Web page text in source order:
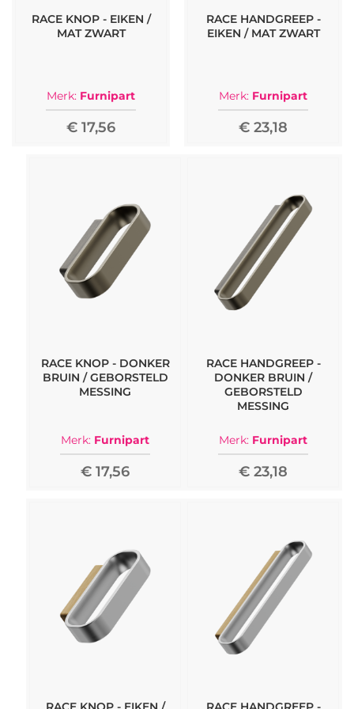
RACE KNOP - EIKEN /
MAT ZWART
Merk: Furnipart
€ 17,56
RACE HANDGREEP -
EIKEN / MAT ZWART
Merk: Furnipart
€ 23,18
RACE KNOP - DONKER
BRUIN / GEBORSTELD
MESSING
Merk: Furnipart
€ 17,56
RACE HANDGREEP -
DONKER BRUIN /
GEBORSTELD
MESSING
Merk: Furnipart
€ 23,18